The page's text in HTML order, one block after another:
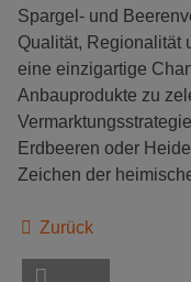
Spargel- und
Qualität, Regionalität
eine einzigartige
Anbauprodukte zu
Erdbeeren oder
Zeichen der
Zurück